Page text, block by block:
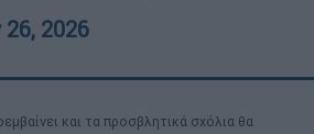
26, 2026
και τα προσβλητικά σχόλια θα